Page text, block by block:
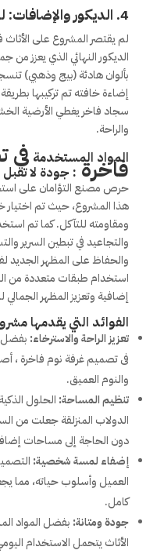
4. الديكور
لم يقتصر المشروع على
الديكور النهائي الذي يعزز من
بألوان هادئة (بيج وذهبي)
إضاءة خافته تم تركيبها
سجاد فاخر يغطي الأرضية
والراحة.
المواد المستخدمة فى فاخرة: جودة لا
حرص مصنع التؤامان على
هذا المشروع، حيث تم اختيار
ومقاومته للتآكل. كما تم
والتجاعيد في تبطين السرير
والحفاظ على المظهر الجديد
استخدام طبقات متعددة من
إضافية وتعزيز المظهر الجمالي
الفوائد التي يقدمها
تعزيز الراحة والاسترخاء: بفضل
فى تصميم غرفة نوم فاخرة ،
والنوم العميق.
تنظيم المساحة: الحلول
الدولاب المنزلقة جعلت من
دون الحاجة إلى مساحات
إضفاء لمسة شخصية:
العميل وأسلوب حياته، مما
كامل.
جودة ومتانة: بفضل المواد
الأثاث يتحمل الاستخدام